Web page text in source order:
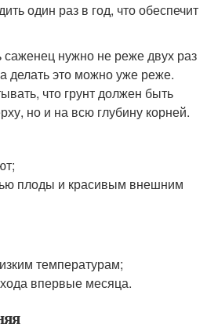
один раз в год, что обеспечит
нужно не реже двух раз
делать это можно уже реже.
что грунт должен быть
но и на всю глубину корней.
плоды и красивым внешним
температурам;
впервые месяца.